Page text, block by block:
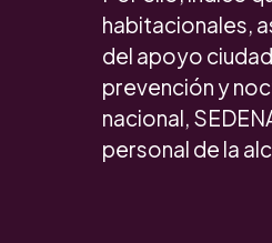
habitacionales,
del apoyo
prevención y
nacional,
personal de la